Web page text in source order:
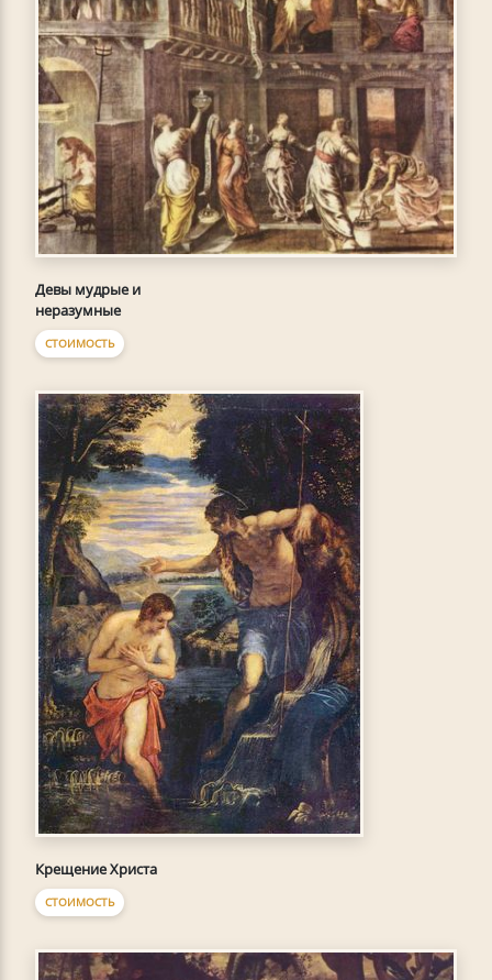
Девы мудрые и
неразумные
СТОИМОСТЬ
Крещение Христа
СТОИМОСТЬ